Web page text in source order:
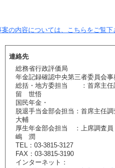
の内容については、こちらをご覧下
連絡先
総務省行政評価局
年金記録確認中央第三者委員会事
総括・地方委担当 ：首席主
留 世悟
国民年金・
脱退手当金部会担当：首席主
大輔
厚生年金部会担当 ：上
嶋 潤
TEL：03-3815-3127
FAX：03-3815-3190
インターネット：